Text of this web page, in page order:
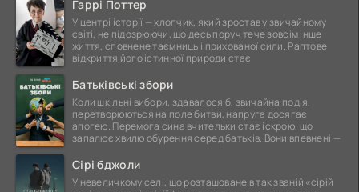
Гаррі Поттер
У центрі історії — хлопчик, який зростав у звичайному
світі, не підозрюючи, що десь поруч тече зовсім інше
життя, сповнене таємниць і прихованої сили. Раптове
відкриття його істинної природи стає
Батьківські збори
Коли шкільні вибори, здавалося б, звичайна подія,
перетворюються на поле битви, напруга досягає
апогею. Перемога сина вчительки стає іскрою, що
запалює хвилю обурення серед батьків. Вони впевнені —
Сірі бджоли
У невеличкому селі, що розташоване в так званій «сірій